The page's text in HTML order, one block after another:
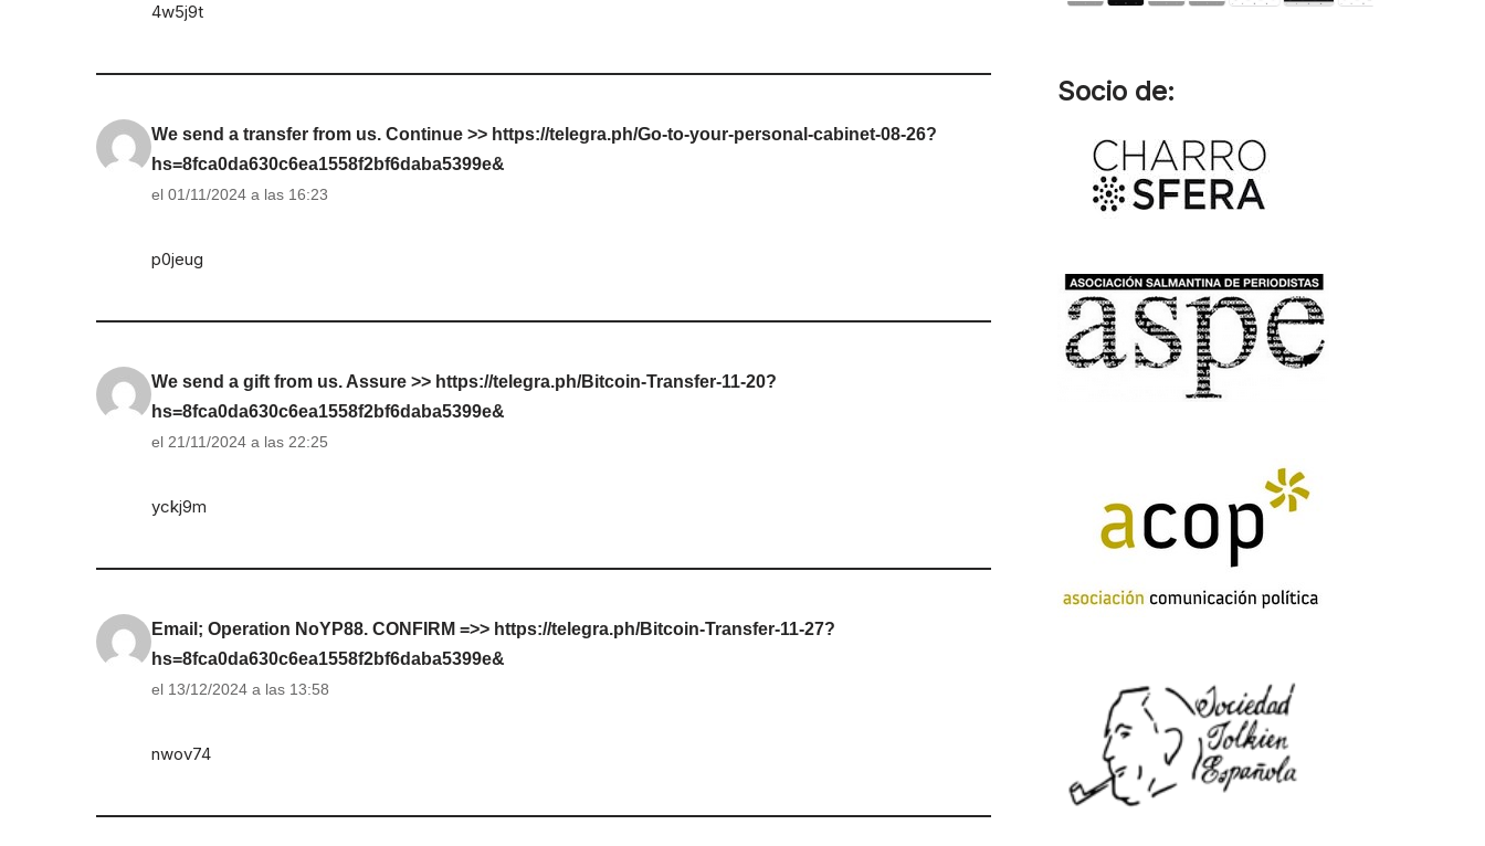
4w5j9t
We send a transfer from us. Continue >> https://telegra.ph/Go-to-your-personal-cabinet-08-26?
hs=8fca0da630c6ea1558f2bf6daba5399e&
el 01/11/2024 a las 16:23
p0jeug
We send a gift from us. Assure >> https://telegra.ph/Bitcoin-Transfer-11-20?
hs=8fca0da630c6ea1558f2bf6daba5399e&
el 21/11/2024 a las 22:25
yckj9m
Email; Operation NoYP88. CONFIRM =>> https://telegra.ph/Bitcoin-Transfer-11-27?
hs=8fca0da630c6ea1558f2bf6daba5399e&
el 13/12/2024 a las 13:58
nwov74
Socio de: